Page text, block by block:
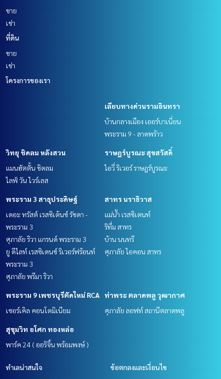
ขาย
เช่า
ที่ดิน
ขาย
เช่า
โครงการของเรา
เลียบทางด่วนรามอินทรา
บ้านกลางเมือง เออร์บาเนี่ยน
พระราม 9 - ลาดพร้าว
วิทยุ ชิดลม หลังสวน
แมนฮัตตั้น ชิดลม
ไลฟ์ วัน ไวร์เลส
ราษฎร์บูรณะ สุขสวัสดิ์
ไอวี่ ริเวอร์ ราษฎร์บูรณะ
พระราม 3 สาธุประดิษฐ์
เดอะ ทรัสต์ เรสซิเด้นซ์ รัชดา -
พระราม 3
ศุภาลัย ริวา แกรนด์ พระราม 3
ยู ดีไลท์ เรสซิเดนซ์ ริเวอร์ฟร้อนท์
พระราม 3
ศุภาลัย พรีมา ริวา
สาทร นราธิวาส
แม่น้ำ เรสซิเดนท์
ริทึ่ม สาทร
บ้าน นนทรี
ศุภาลัย ไอคอน สาทร
พระราม 9 เพชรบุรีตัดใหม่ RCA
เซอร์เคิล คอนโดมิเนียม
ท่าพระ ตลาดพลู วุฒากาศ
ศุภาลัย ลอฟท์ สถานีตลาดพลู
สุขุมวิท อโศก ทองหล่อ
พาร์ค 24 ( ออริจิ้น พร้อมพงษ์ )
ทำเลน่าสนใจ
ข้อตกลงและเงื่อนไข